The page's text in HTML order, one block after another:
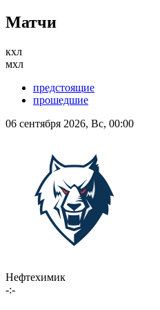
Матчи
кхл
мхл
предстоящие
прошедшие
06 сентября 2026, Вс, 00:00
Нефтехимик
-:-